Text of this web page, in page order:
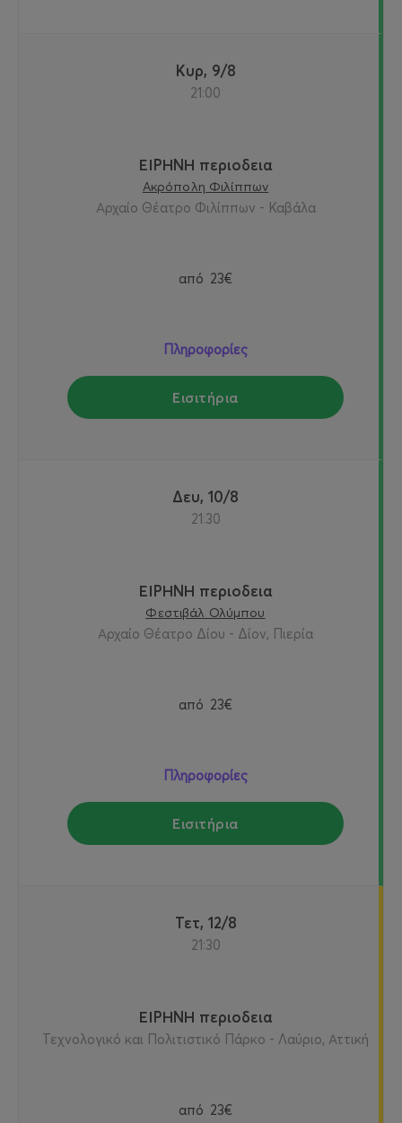
Κυρ, 9/8
21:00
ΕΙΡΗΝΗ περιοδεια
Ακρόπολη Φιλίππων
Αρχαίο Θέατρο Φιλίππων - Καβάλα
από 23€
Πληροφορίες
Εισιτήρια
Δευ, 10/8
21:30
ΕΙΡΗΝΗ περιοδεια
Φεστιβάλ Ολύμπου
Αρχαίο Θέατρο Δίου - Δίον, Πιερία
από 23€
Πληροφορίες
Εισιτήρια
Τετ, 12/8
21:30
ΕΙΡΗΝΗ περιοδεια
Τεχνολογικό και Πολιτιστικό Πάρκο - Λαύριο, Αττική
από 23€